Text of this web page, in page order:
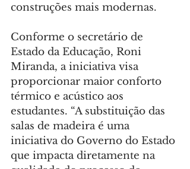
construções mais modernas.
Conforme o secretário de
Estado da Educação, Roni
Miranda, a iniciativa visa
proporcionar maior conforto
térmico e acústico aos
estudantes. “A substituição das
salas de madeira é uma
iniciativa do Governo do Estado
que impacta diretamente na